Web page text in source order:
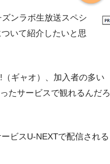
ンラボ生放送スペシ
いて紹介したいと思
ギャオ）、加入者の多い
たサービスで観れるんだろ
ビスU-NEXTで配信される